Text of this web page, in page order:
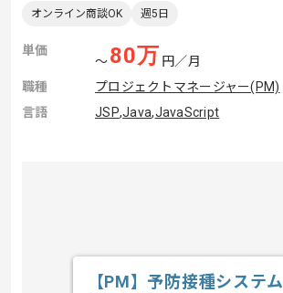
オンライン商談OK 週5日
単価
〜80万 円／月
職種
プロジェクトマネージャー(PM)
言語
JSP,Java,JavaScript
【PM】予防接種システム